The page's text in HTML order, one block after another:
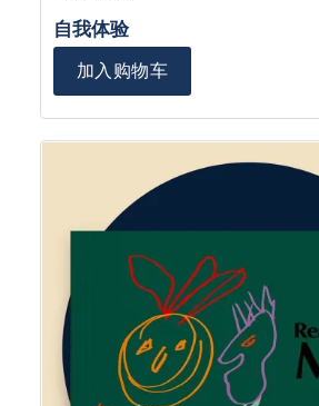
自我体验
加入购物车